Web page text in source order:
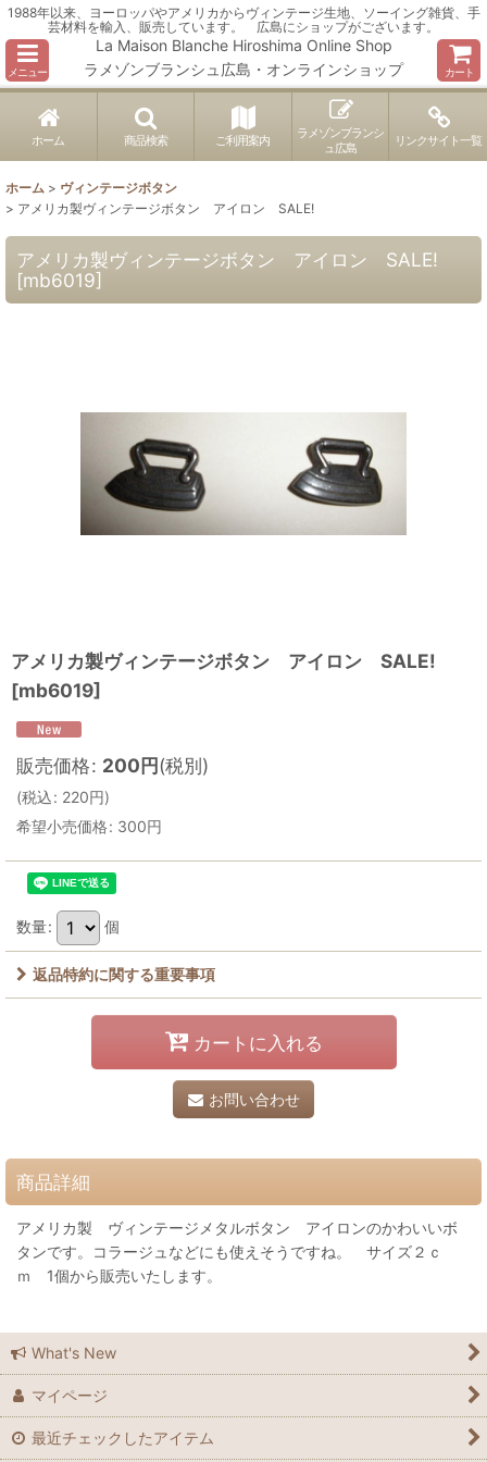
1988年以来、ヨーロッパやアメリカからヴィンテージ生地、ソーイング雑貨、手
芸材料を輸入、販売しています。 広島にショップがございます。
メニュー
La Maison Blanche Hiroshima Online Shop
ラメゾンブランシュ広島・オンラインショップ
カート
ホーム 商品検索 ご利用案内
ラメゾンブランシ
ュ広島
リンクサイト一覧
ホーム > ヴィンテージボタン
> アメリカ製ヴィンテージボタン アイロン SALE!
アメリカ製ヴィンテージボタン アイロン SALE!
[mb6019]
アメリカ製ヴィンテージボタン アイロン SALE!
[mb6019]
販売価格: 200円(税別)
(税込: 220円)
希望小売価格: 300円
数量: 個
返品特約に関する重要事項
カートに入れる
お問い合わせ
商品詳細
アメリカ製 ヴィンテージメタルボタン アイロンのかわいいボ
タンです。コラージュなどにも使えそうですね。 サイズ２ｃ
ｍ 1個から販売いたします。
What's New
マイページ
最近チェックしたアイテム